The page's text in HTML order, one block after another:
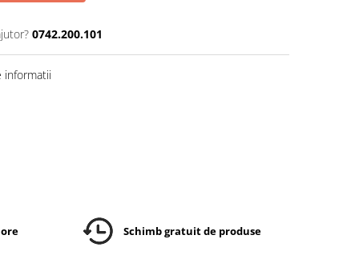
0742.200.101
informatii
Schimb gratuit de produse